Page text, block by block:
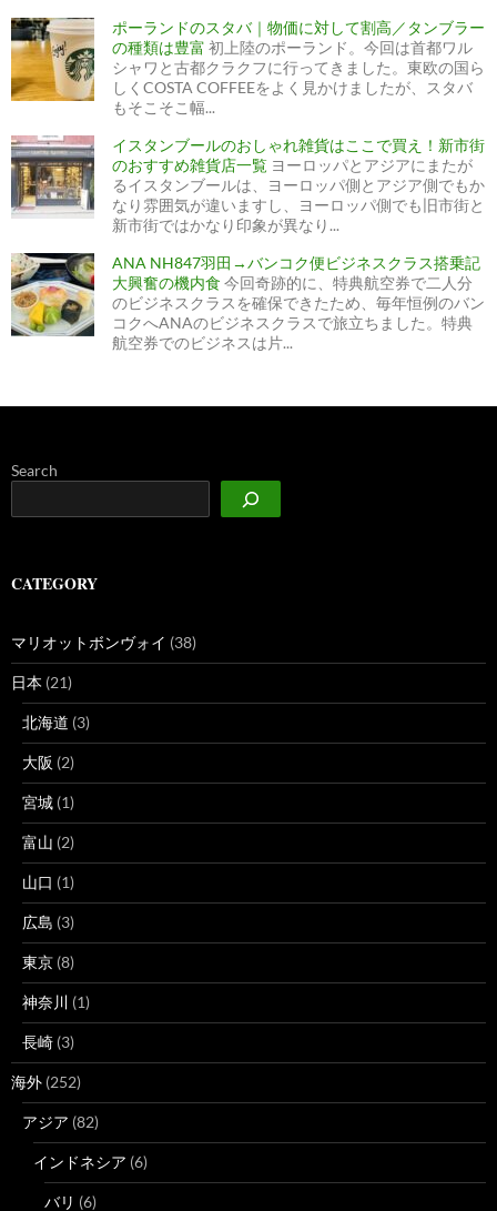
ポーランドのスタバ｜物価に対して割高／タンブラー
の種類は豊富 初上陸のポーランド。今回は首都ワル
シャワと古都クラクフに行ってきました。東欧の国ら
しくCOSTA COFFEEをよく見かけましたが、スタバ
もそこそこ幅...
イスタンブールのおしゃれ雑貨はここで買え！新市街
のおすすめ雑貨店一覧 ヨーロッパとアジアにまたが
るイスタンブールは、ヨーロッパ側とアジア側でもか
なり雰囲気が違いますし、ヨーロッパ側でも旧市街と
新市街ではかなり印象が異なり...
ANA NH847羽田→バンコク便ビジネスクラス搭乗記
大興奮の機内食 今回奇跡的に、特典航空券で二人分
のビジネスクラスを確保できたため、毎年恒例のバン
コクへANAのビジネスクラスで旅立ちました。特典
航空券でのビジネスは片...
Search
CATEGORY
マリオットボンヴォイ (38)
日本 (21)
北海道 (3)
大阪 (2)
宮城 (1)
富山 (2)
山口 (1)
広島 (3)
東京 (8)
神奈川 (1)
長崎 (3)
海外 (252)
アジア (82)
インドネシア (6)
バリ (6)